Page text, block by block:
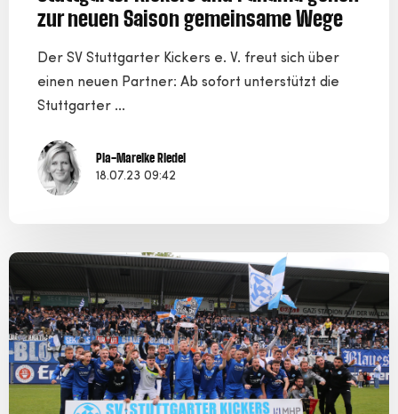
zur neuen Saison gemeinsame Wege
Der SV Stuttgarter Kickers e. V. freut sich über
einen neuen Partner: Ab sofort unterstützt die
Stuttgarter ...
Pia-Mareike Riedel
18.07.23 09:42